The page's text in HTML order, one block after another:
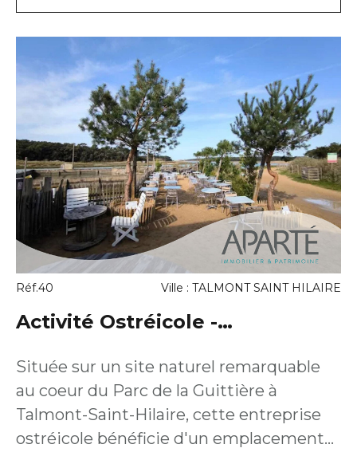
Réf.40 Ville : TALMONT SAINT HILAIRE
Activité Ostréicole -
Dégustation sur le site
Située sur un site naturel remarquable
au coeur du Parc de la Guittière à
Talmont-Saint-Hilaire, cette entreprise
ostréicole bénéficie d'un emplacement